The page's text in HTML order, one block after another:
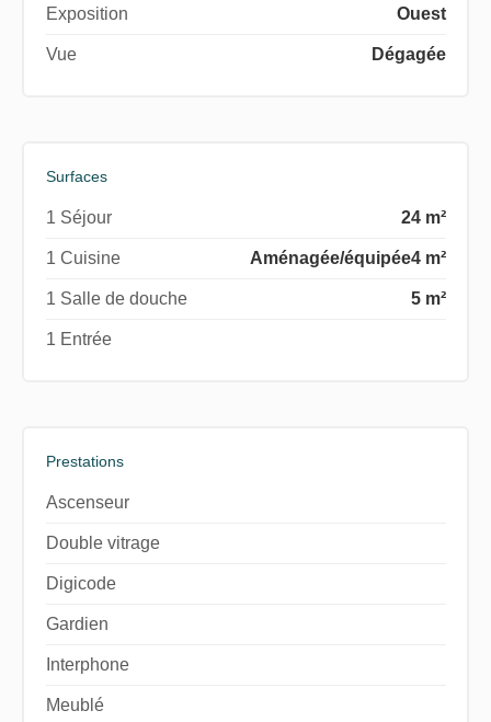
Exposition Ouest
Vue Dégagée
Surfaces
1 Séjour 24 m²
1 Cuisine 4 m²
Aménagée/équipée
1 Salle de douche 5 m²
1 Entrée
Prestations
Ascenseur
Double vitrage
Digicode
Gardien
Interphone
Meublé